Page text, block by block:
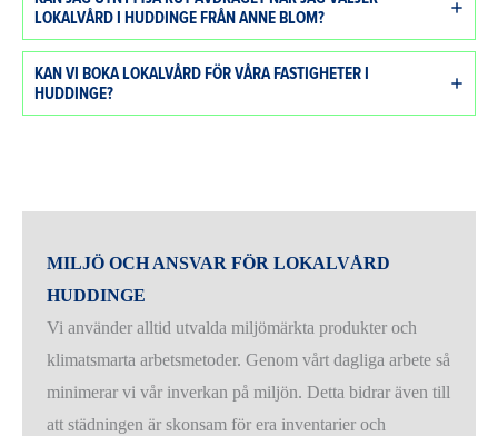
LOKALVÅRD I HUDDINGE FRÅN ANNE BLOM?
KAN VI BOKA LOKALVÅRD FÖR VÅRA FASTIGHETER I
HUDDINGE?
MILJÖ OCH ANSVAR FÖR LOKALVÅRD
HUDDINGE
Vi använder alltid utvalda miljömärkta produkter och
klimatsmarta arbetsmetoder. Genom vårt dagliga arbete så
minimerar vi vår inverkan på miljön. Detta bidrar även till
att städningen är skonsam för era inventarier och